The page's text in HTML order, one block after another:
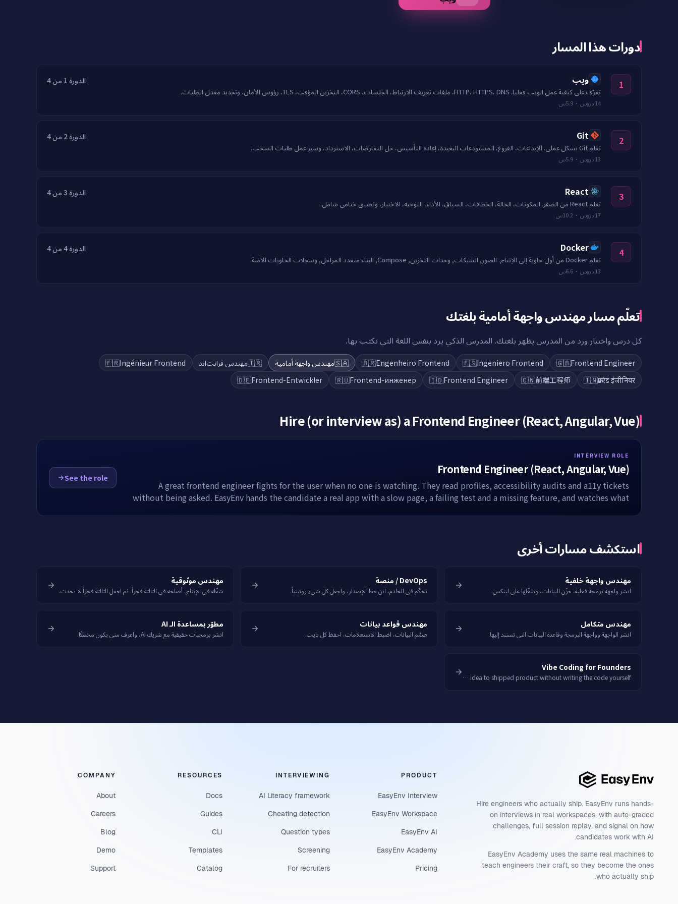
دورات هذا المسار
1 ويب
تعرّف على كيفية عمل الويب فعليا. HTTP، HTTPS، DNS، ملفات تعريف الارتباط، الجلسات، CORS، التخزين المؤقت، TLS، رؤوس الأمان، وتحديد معدل الطلبات.
14 دروس · 5.9س
الدورة 1 من 4
2
Git
تعلم Git بشكل عملي. الإيداعات، الفروع، المستودعات البعيدة، إعادة التأسيس، حل التعارضات، الاسترداد، وسير عمل طلبات السحب.
13 دروس · 5.9س
الدورة 2 من 4
3
React
تعلم React من الصفر. المكونات، الحالة، الخطافات، السياق، الأداء، التوجيه، الاختبار، وتطبيق ختامي شامل.
17 دروس · 10.2س
الدورة 3 من 4
4
Docker
تعلم Docker من أول حاوية إلى الإنتاج. الصور, الشبكات, وحدات التخزين, Compose, البناء متعدد المراحل, وسجلات الحاويات الآمنة.
13 دروس · 6.6س
الدورة 4 من 4
تعلّم مسار مهندس واجهة أمامية بلغتك
كل درس واختبار ورد من المدرس يظهر بلغتك. المدرس الذكي يرد بنفس اللغة التي تكتب بها.
🇬🇧Frontend Engineer
🇪🇸Ingeniero Frontend
🇧🇷Engenheiro Frontend
🇸🇦مهندس واجهة أمامية 🇮🇷مهندس فرانت‌اند 🇫🇷Ingénieur Frontend
🇮🇳फ्रंटएंड इंजीनियर
🇨🇳前端工程师
🇮🇩Frontend Engineer
🇷🇺Frontend-инженер
🇩🇪Frontend-Entwickler
Hire (or interview as) a Frontend Engineer (React, Angular, Vue)
INTERVIEW ROLE
Frontend Engineer (React, Angular, Vue)
A great frontend engineer fights for the user when no one is watching. They read profiles, accessibility audits and a11y tickets
without being asked. EasyEnv hands the candidate a real app with a slow page, a failing test and a missing feature, and watches what
See the role
استكشف مسارات أخرى
مهندس واجهة خلفية
انشر واجهة برمجة فعلية، خزّن البيانات، وشغّلها على لينكس.
DevOps / منصة
تحكّم في الخادم، ابنِ خط الإصدار، واجعل كل شيء روتينياً.
مهندس موثوقية
شغّله في الإنتاج. أصلحه في الثالثة فجراً. ثم اجعل الثالثة فجراً لا تحدث.
مهندس متكامل
انشر الواجهة وواجهة البرمجة وقاعدة البيانات التي تستند إليها.
مهندس قواعد بيانات
صمّم البيانات، اضبط الاستعلامات، احفظ كل بايت.
مطوّر بمساعدة الـ AI
انشر برمجيات حقيقية مع شريك AI، واعرف متى يكون مخطئًا.
Vibe Coding for Founders
Go from idea to shipped product without writing the code yourself.
Hire engineers who actually ship. EasyEnv runs hands-
on interviews in real workspaces, with auto-graded
challenges, full session replay, and signal on how
candidates work with AI.
EasyEnv Academy uses the same real machines to
teach engineers their craft, so they become the ones
who actually ship.
PRODUCT
EasyEnv Interview
EasyEnv Workspace
EasyEnv AI
EasyEnv Academy
Pricing
INTERVIEWING
AI Literacy framework
Cheating detection
Question types
Screening
For recruiters
RESOURCES
Docs
Guides
CLI
Templates
Catalog
COMPANY
About
Careers
Blog
Demo
Support